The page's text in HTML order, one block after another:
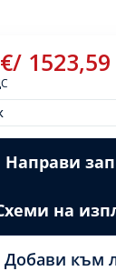
€/ 1523,59
Направи
на
Добави към